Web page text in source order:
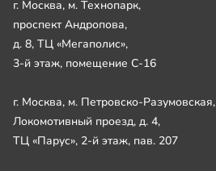
г. Москва, м. Технопарк,
проспект Андропова,
д. 8, ТЦ «Мегаполис»,
3-й этаж, помещение С-16
г. Москва, м. Петровско-Разумовская,
Локомотивный проезд, д. 4,
ТЦ «Парус», 2-й этаж, пав. 207